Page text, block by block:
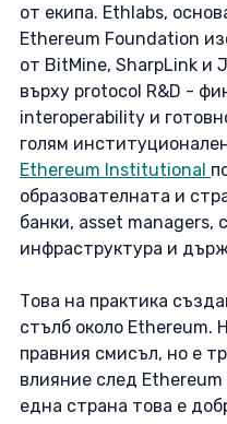
от екипа. Ethlabs,
Ethereum Foundation
от BitMine, SharpLink и
върху protocol R&D -
interoperability и
голям
Ethereum Institutional
образователната и
банки, asset managers,
инфраструктура и
Това на практика
стълб около Ethereum.
правния смисъл, но е
влияние след
една страна това е